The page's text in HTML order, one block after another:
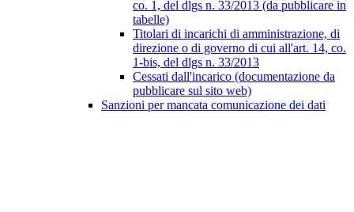
co. 1, del dlgs n. 33/2013 (da pubblicare in
tabelle)
Titolari di incarichi di amministrazione, di
direzione o di governo di cui all'art. 14, co.
1-bis, del dlgs n. 33/2013
Cessati dall'incarico (documentazione da
pubblicare sul sito web)
Sanzioni per mancata comunicazione dei dati